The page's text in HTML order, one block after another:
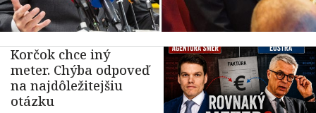
Korčok chce iný
meter. Chýba odpoveď
na najdôležitejšiu
otázku